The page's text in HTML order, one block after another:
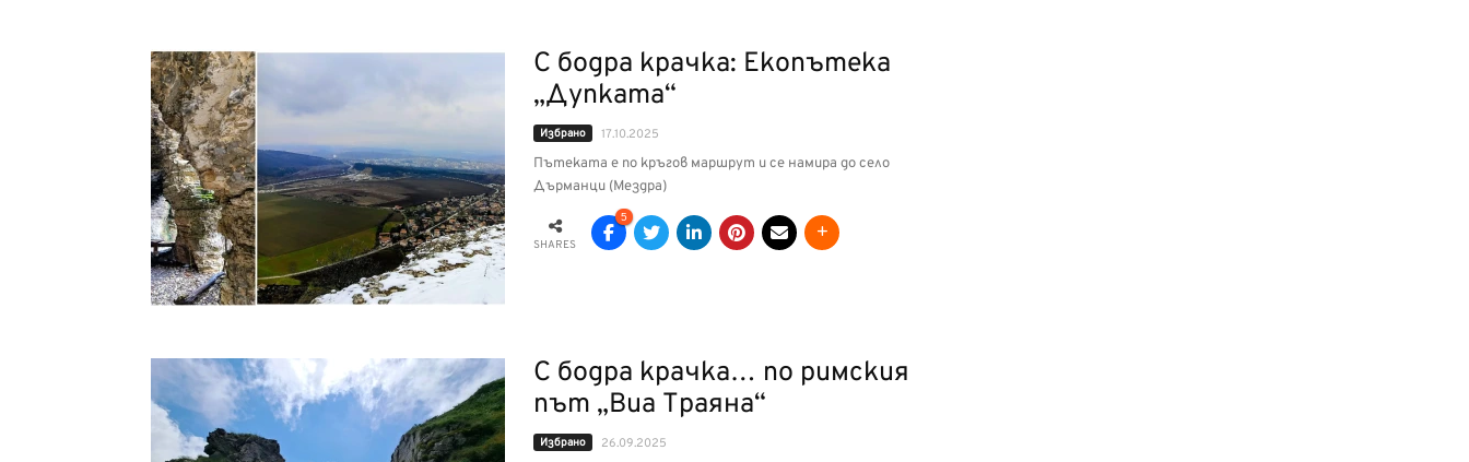
С бодра крачка: Екопътека
„Дупката“
Избрано 17.10.2025
Пътеката е по кръгов маршрут и се намира до село
Дърманци (Мездра)
SHARES
5
С бодра крачка… по римския
път „Виа Траяна“
Избрано 26.09.2025